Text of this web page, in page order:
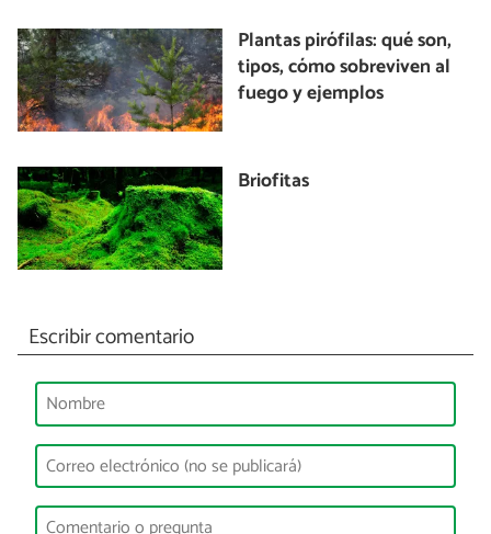
Plantas pirófilas: qué son,
tipos, cómo sobreviven al
fuego y ejemplos
Briofitas
Escribir comentario